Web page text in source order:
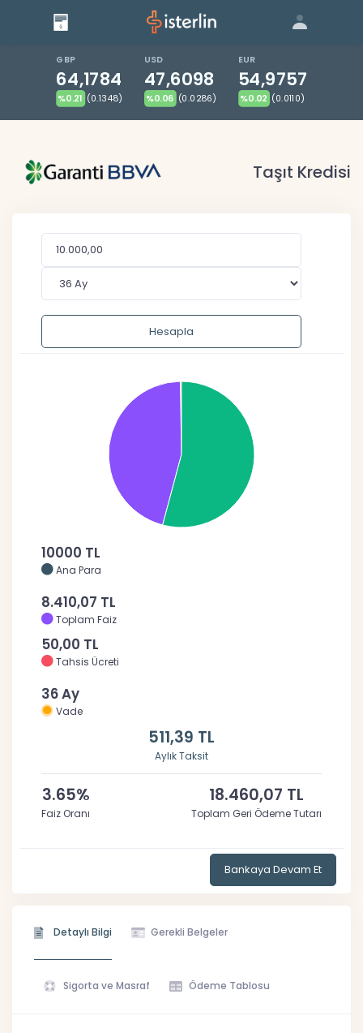
| Blog | Giriş
GBP
64,1784
%0.21 (0.1348)
USD
47,6098
%0.06 (0.0286)
EUR
54,9757
%0.02 (0.0110)
Taşıt Kredisi
Hesapla
10000 TL
Ana Para
8.410,07 TL
Toplam Faiz
50,00 TL
Tahsis Ücreti
36 Ay
Vade
511,39 TL
Aylık Taksit
3.65%
Faiz Oranı
18.460,07 TL
Toplam Geri Ödeme Tutarı
Bankaya Devam Et
Detaylı Bilgi Gerekli Belgeler
Sigorta ve Masraf Ödeme Tablosu